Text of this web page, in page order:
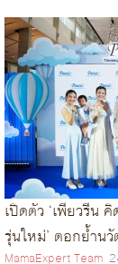
เปิดตัว ‘เพียวรีน
รุ่นใหม่’ ตอกย้ำน
MamaExpert Team